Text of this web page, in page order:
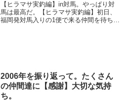
【ヒラマサ実釣編】in対馬。やっぱり対
馬は最高だ。【ヒラマサ実釣編】初日、
福岡発対馬入りの1便で来る仲間を待ち、
2006年を振り返って。たくさん
の仲間達に【感謝】大切な気持
ち。